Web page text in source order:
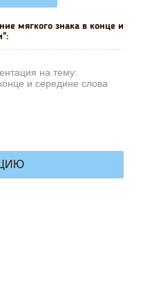
мягкого знака в конце и
на тему:
и середине слова